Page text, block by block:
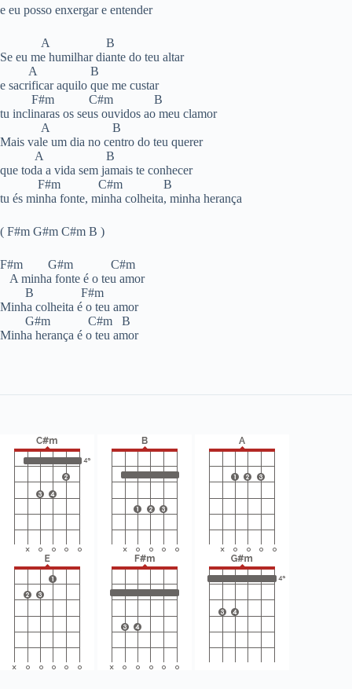
e eu posso enxergar e entender
A B
Se eu me humilhar diante do teu altar
A B
e sacrificar aquilo que me custar
F#m C#m B
tu inclinaras os seus ouvidos ao meu clamor
A B
Mais vale um dia no centro do teu querer
A B
que toda a vida sem jamais te conhecer
F#m C#m B
tu és minha fonte, minha colheita, minha herança
( F#m G#m C#m B )
F#m G#m C#m
A minha fonte é o teu amor
B F#m
Minha colheita é o teu amor
G#m C#m B
Minha herança é o teu amor